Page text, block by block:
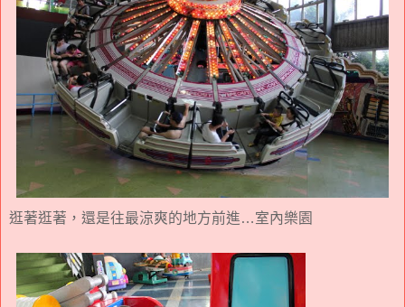
逛著逛著，還是往最涼爽的地方前進…室內樂園